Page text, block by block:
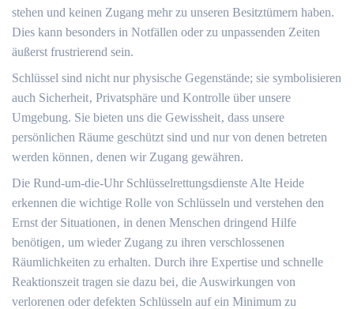
stehen und keinen Zugang mehr zu unseren Besitztümern haben.​
Dies kann besonders in Notfällen oder zu unpassenden Zeiten
äußerst frustrierend sein.​
Schlüssel sind nicht nur physische Gegenstände; sie symbolisieren
auch Sicherheit‚ Privatsphäre und Kontrolle über unsere
Umgebung.​ Sie bieten uns die Gewissheit‚ dass unsere
persönlichen Räume geschützt sind und nur von denen betreten
werden können‚ denen wir Zugang gewähren.
Die Rund-um-die-Uhr Schlüsselrettungsdienste Alte Heide
erkennen die wichtige Rolle von Schlüsseln und verstehen den
Ernst der Situationen‚ in denen Menschen dringend Hilfe
benötigen‚ um wieder Zugang zu ihren verschlossenen
Räumlichkeiten zu erhalten.​ Durch ihre Expertise und schnelle
Reaktionszeit tragen sie dazu bei‚ die Auswirkungen von
verlorenen oder defekten Schlüsseln auf ein Minimum zu